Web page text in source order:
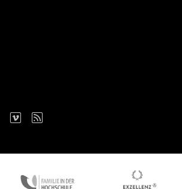
Vimeo RSS